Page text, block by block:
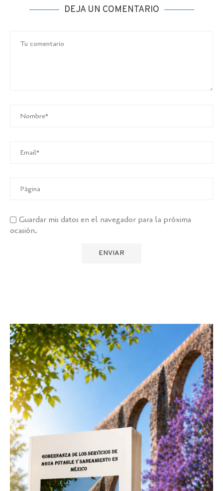
DEJA UN COMENTARIO
Guardar mis datos en el navegador para la próxima
ocasión.